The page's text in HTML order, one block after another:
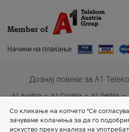
Member of
Начини на плаќање
Дознај повеќе за A1
A1 Austria A1 Croatia A1 Serbia
Со кликање на копчето "Се
зачуваме колачиња за да го
искуство преку анализа на